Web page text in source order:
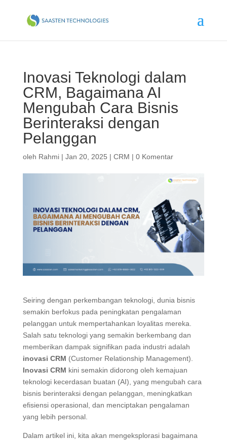
Inovasi Teknologi dalam
CRM, Bagaimana AI
Mengubah Cara Bisnis
Berinteraksi dengan
Pelanggan
oleh Rahmi| Jan 20, 2025 | CRM | 0 Komentar
Seiring dengan perkembangan teknologi, dunia bisnis
semakin berfokus pada peningkatan pengalaman
pelanggan untuk mempertahankan loyalitas mereka.
Salah satu teknologi yang semakin berkembang dan
memberikan dampak signifikan pada industri adalah
inovasi CRM (Customer Relationship Management).
Inovasi CRM kini semakin didorong oleh kemajuan
teknologi kecerdasan buatan (AI), yang mengubah cara
bisnis berinteraksi dengan pelanggan, meningkatkan
efisiensi operasional, dan menciptakan pengalaman
yang lebih personal.
Dalam artikel ini, kita akan mengeksplorasi bagaimana